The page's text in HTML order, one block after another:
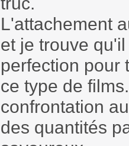
L'attachement
et je trouve
perfection pour
ce type de
confrontation
des quantités